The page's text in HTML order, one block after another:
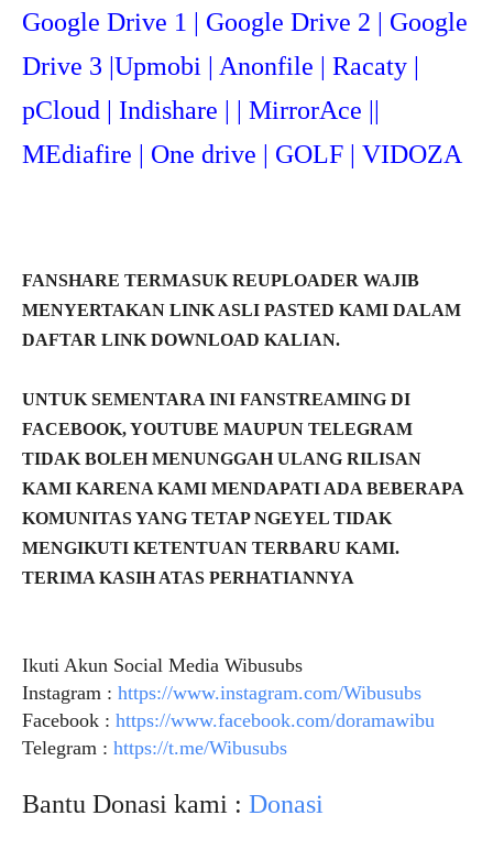
Google Drive 1 | Google Drive 2 | Google
Drive 3 |Upmobi | Anonfile | Racaty |
pCloud | Indishare | | MirrorAce ||
MEdiafire | One drive | GOLF | VIDOZA
FANSHARE TERMASUK REUPLOADER WAJIB
MENYERTAKAN LINK ASLI PASTED KAMI DALAM
DAFTAR LINK DOWNLOAD KALIAN.
UNTUK SEMENTARA INI FANSTREAMING DI
FACEBOOK, YOUTUBE MAUPUN TELEGRAM
TIDAK BOLEH MENUNGGAH ULANG RILISAN
KAMI KARENA KAMI MENDAPATI ADA BEBERAPA
KOMUNITAS YANG TETAP NGEYEL TIDAK
MENGIKUTI KETENTUAN TERBARU KAMI.
TERIMA KASIH ATAS PERHATIANNYA
Ikuti Akun Social Media Wibusubs
Instagram : https://www.instagram.com/Wibusubs
Facebook : https://www.facebook.com/doramawibu
Telegram : https://t.me/Wibusubs
Bantu Donasi kami : Donasi